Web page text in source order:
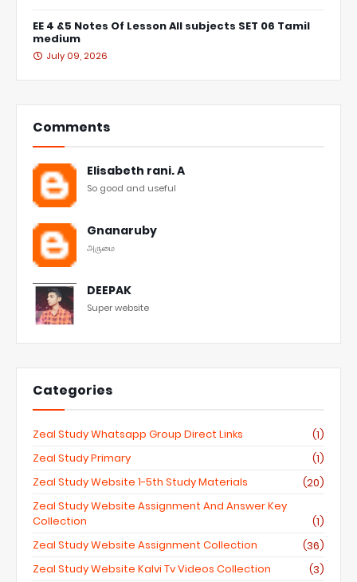
EE 4 &5 Notes Of Lesson All subjects SET 06 Tamil
medium
July 09, 2026
Comments
Elisabeth rani. A
So good and useful
Gnanaruby
அருமை
DEEPAK
Super website
Categories
Zeal Study Whatsapp Group Direct Links
(1)
Zeal Study Primary
(1)
Zeal Study Website 1-5th Study Materials
(20)
Zeal Study Website Assignment And Answer Key
Collection
(1)
Zeal Study Website Assignment Collection
(36)
Zeal Study Website Kalvi Tv Videos Collection
(3)